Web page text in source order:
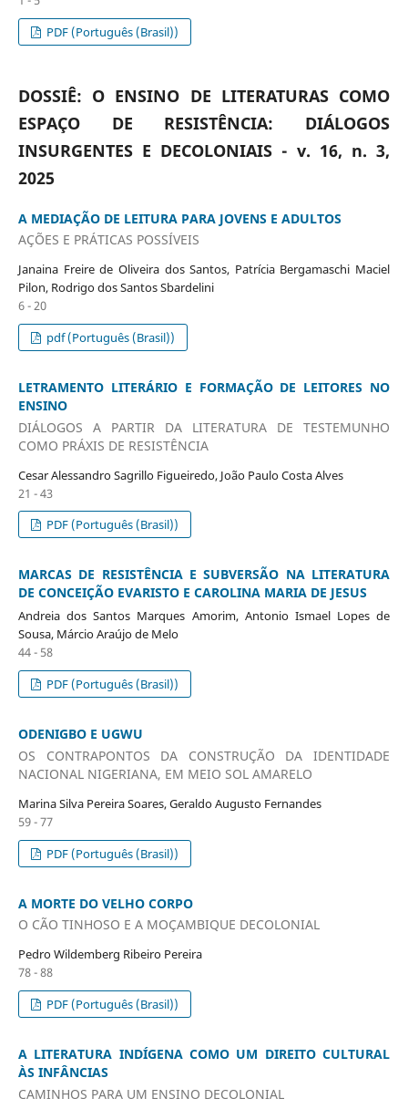
PDF (Português (Brasil))
DOSSIÊ: O ENSINO DE LITERATURAS COMO
ESPAÇO DE RESISTÊNCIA: DIÁLOGOS
INSURGENTES E DECOLONIAIS - v. 16, n. 3,
2025
A MEDIAÇÃO DE LEITURA PARA JOVENS E ADULTOS
AÇÕES E PRÁTICAS POSSÍVEIS
Janaina Freire de Oliveira dos Santos, Patrícia Bergamaschi Maciel
Pilon, Rodrigo dos Santos Sbardelini
6 - 20
pdf (Português (Brasil))
LETRAMENTO LITERÁRIO E FORMAÇÃO DE LEITORES NO
ENSINO
DIÁLOGOS A PARTIR DA LITERATURA DE TESTEMUNHO
COMO PRÁXIS DE RESISTÊNCIA
Cesar Alessandro Sagrillo Figueiredo, João Paulo Costa Alves
21 - 43
PDF (Português (Brasil))
MARCAS DE RESISTÊNCIA E SUBVERSÃO NA LITERATURA
DE CONCEIÇÃO EVARISTO E CAROLINA MARIA DE JESUS
Andreia dos Santos Marques Amorim, Antonio Ismael Lopes de
Sousa, Márcio Araújo de Melo
44 - 58
PDF (Português (Brasil))
ODENIGBO E UGWU
OS CONTRAPONTOS DA CONSTRUÇÃO DA IDENTIDADE
NACIONAL NIGERIANA, EM MEIO SOL AMARELO
Marina Silva Pereira Soares, Geraldo Augusto Fernandes
59 - 77
PDF (Português (Brasil))
A MORTE DO VELHO CORPO
O CÃO TINHOSO E A MOÇAMBIQUE DECOLONIAL
Pedro Wildemberg Ribeiro Pereira
78 - 88
PDF (Português (Brasil))
A LITERATURA INDÍGENA COMO UM DIREITO CULTURAL
ÀS INFÂNCIAS
CAMINHOS PARA UM ENSINO DECOLONIAL